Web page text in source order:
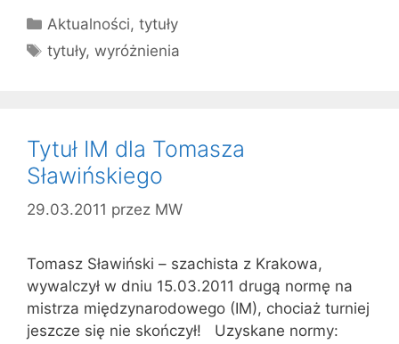
Kategorie
Aktualności,tytuły
Tagi
tytuły,wyróżnienia
Tytuł IM dla Tomasza
Sławińskiego
29.03.2011 przez MW
Tomasz Sławiński – szachista z Krakowa,
wywalczył w dniu 15.03.2011 drugą normę na
mistrza międzynarodowego (IM), chociaż turniej
jeszcze się nie skończył! Uzyskane normy: